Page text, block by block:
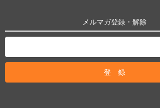
メルマガ登録・解除